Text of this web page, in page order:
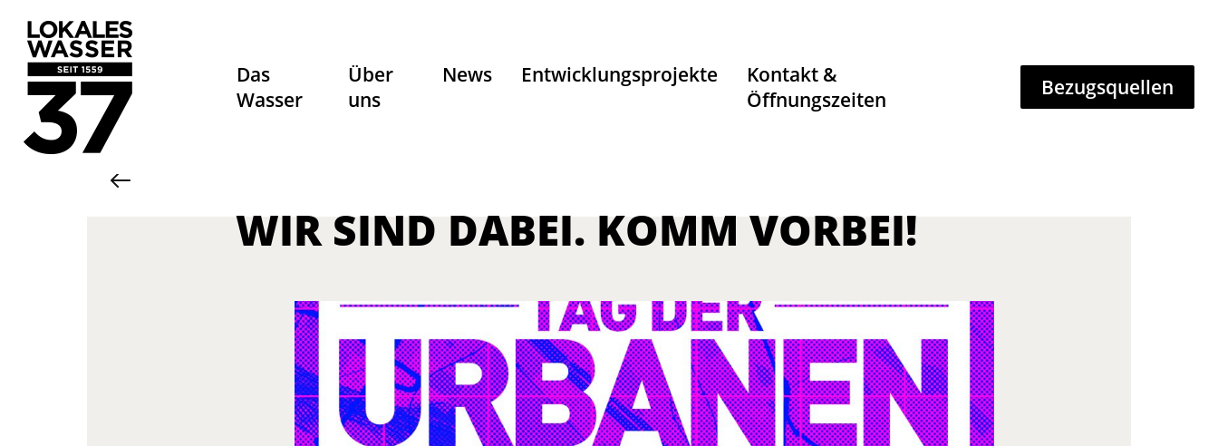
Das
Wasser
Über
uns
News Entwicklungsprojekte
Kontakt &
Öffnungszeiten
Bezugsquellen
WIR SIND DABEI. KOMM VORBEI!